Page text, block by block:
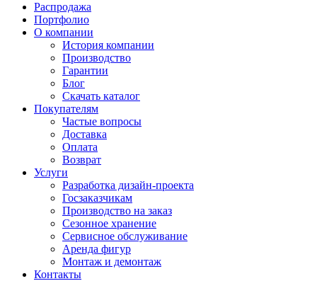
Распродажа
Портфолио
О компании
История компании
Производство
Гарантии
Блог
Скачать каталог
Покупателям
Частые вопросы
Доставка
Оплата
Возврат
Услуги
Разработка дизайн-проекта
Госзаказчикам
Производство на заказ
Сезонное хранение
Сервисное обслуживание
Аренда фигур
Монтаж и демонтаж
Контакты